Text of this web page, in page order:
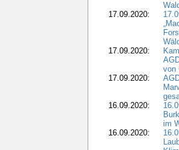
17.09.2020:
17.09.2020:
von
17.09.2020:
16.09.2020:
im
16.09.2020: